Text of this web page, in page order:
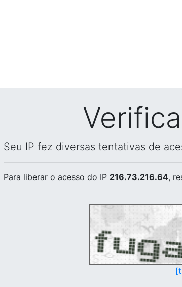
Seu IP fez diversas tentativas de
Para liberar o acesso do IP 216.73.216.64,